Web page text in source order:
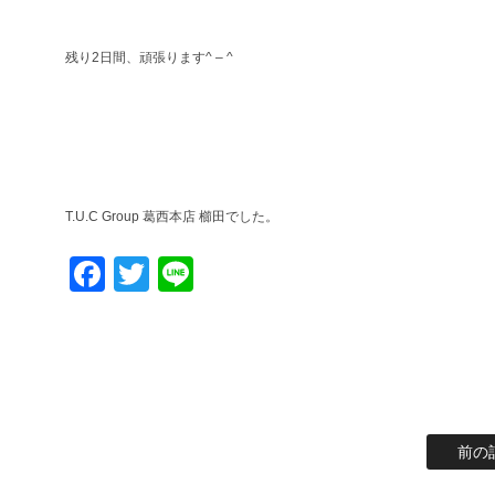
残り2日間、頑張ります^ – ^
T.U.C Group 葛西本店 櫛田でした。
Facebook
Twitter
前の